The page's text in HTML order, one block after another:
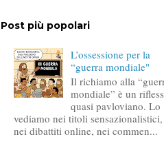
Post più popolari
L’ossessione per la
“guerra mondiale"
Il richiamo alla
mondiale” è un
quasi pavloviano. Lo
vediamo nei titoli sensazionalistici,
nei dibattiti online, nei commen...